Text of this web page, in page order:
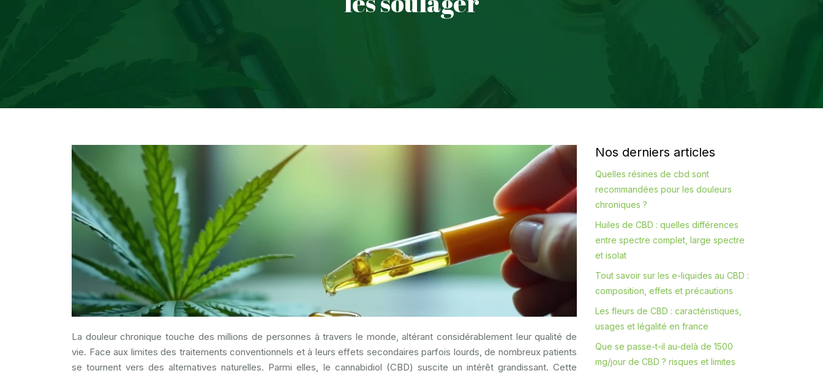
La douleur chronique touche des millions de personnes à travers le monde, altérant considérablement leur qualité de
vie. Face aux limites des traitements conventionnels et à leurs effets secondaires parfois lourds, de nombreux patients
se tournent vers des alternatives naturelles. Parmi elles, le cannabidiol (CBD) suscite un intérêt grandissant. Cette
Nos derniers articles
Quelles résines de cbd sont
recommandées pour les douleurs
chroniques ?
Huiles de CBD : quelles différences
entre spectre complet, large spectre
et isolat
Tout savoir sur les e-liquides au CBD :
composition, effets et précautions
Les fleurs de CBD : caractéristiques,
usages et légalité en france
Que se passe-t-il au-delà de 1500
mg/jour de CBD ? risques et limites